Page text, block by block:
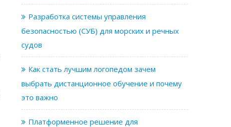
Разработка системы управления
безопасностью (СУБ) для морских и речных
судов
Как стать лучшим логопедом зачем
выбрать дистанционное обучение и почему
это важно
Платформенное решение для